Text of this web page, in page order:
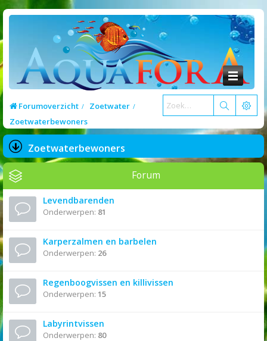
Forumoverzicht
Zoetwater
Zoetwaterbewoners
Zoetwaterbewoners
Forum
Levendbarenden
Onderwerpen: 81
Karperzalmen en barbelen
Onderwerpen: 26
Regenboogvissen en killivissen
Onderwerpen: 15
Labyrintvissen
Onderwerpen: 80